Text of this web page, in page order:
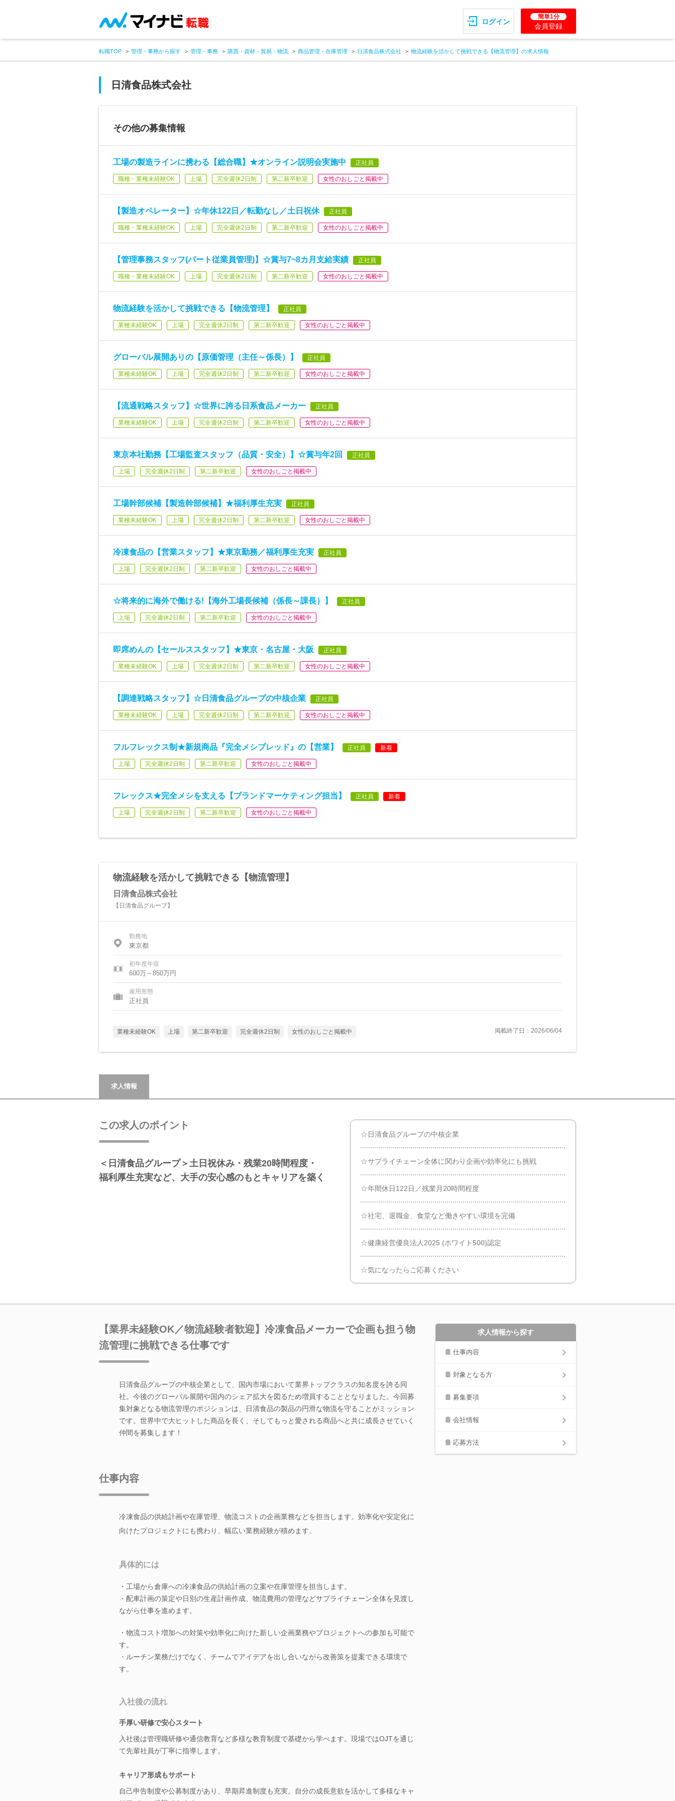
ログイン
簡単1分
会員登録
転職TOP 管理・事務から探す 管理・事務 購買・資材・貿易・物流 商品管理・在庫管理 日清食品株式会社 物流経験を活かして挑戦できる【物流管理】の求人情報
日清食品株式会社
その他の募集情報
工場の製造ラインに携わる【総合職】★オンライン説明会実施中 正社員
職種・業種未経験OK 上場 完全週休2日制 第二新卒歓迎 女性のおしごと掲載中
【製造オペレーター】☆年休122日／転勤なし／土日祝休 正社員
職種・業種未経験OK 上場 完全週休2日制 第二新卒歓迎 女性のおしごと掲載中
【管理事務スタッフ(パート従業員管理)】☆賞与7~8カ月支給実績 正社員
職種・業種未経験OK 上場 完全週休2日制 第二新卒歓迎 女性のおしごと掲載中
物流経験を活かして挑戦できる【物流管理】 正社員
業種未経験OK 上場 完全週休2日制 第二新卒歓迎 女性のおしごと掲載中
グローバル展開ありの【原価管理（主任～係長）】 正社員
業種未経験OK 上場 完全週休2日制 第二新卒歓迎 女性のおしごと掲載中
【流通戦略スタッフ】☆世界に誇る日系食品メーカー 正社員
業種未経験OK 上場 完全週休2日制 第二新卒歓迎 女性のおしごと掲載中
東京本社勤務【工場監査スタッフ（品質・安全）】☆賞与年2回 正社員
上場 完全週休2日制 第二新卒歓迎 女性のおしごと掲載中
工場幹部候補【製造幹部候補】★福利厚生充実 正社員
業種未経験OK 上場 完全週休2日制 第二新卒歓迎 女性のおしごと掲載中
冷凍食品の【営業スタッフ】★東京勤務／福利厚生充実 正社員
上場 完全週休2日制 第二新卒歓迎 女性のおしごと掲載中
☆将来的に海外で働ける!【海外工場長候補（係長～課長）】 正社員
上場 完全週休2日制 第二新卒歓迎 女性のおしごと掲載中
即席めんの【セールススタッフ】★東京・名古屋・大阪 正社員
業種未経験OK 上場 完全週休2日制 第二新卒歓迎 女性のおしごと掲載中
【調達戦略スタッフ】☆日清食品グループの中核企業 正社員
業種未経験OK 上場 完全週休2日制 第二新卒歓迎 女性のおしごと掲載中
フルフレックス制★新規商品『完全メシブレッド』の【営業】 正社員 新着
上場 完全週休2日制 第二新卒歓迎 女性のおしごと掲載中
フレックス★完全メシを支える【ブランドマーケティング担当】 正社員 新着
上場 完全週休2日制 第二新卒歓迎 女性のおしごと掲載中
物流経験を活かして挑戦できる【物流管理】
日清食品株式会社
【日清食品グループ】
勤務地
東京都
初年度年収
600万～850万円
雇用形態
正社員
業種未経験OK 上場 第二新卒歓迎 完全週休2日制 女性のおしごと掲載中 掲載終了日：2026/06/04
求人情報
この求人のポイント
＜日清食品グループ＞土日祝休み・残業20時間程度・
福利厚生充実など、大手の安心感のもとキャリアを築く
☆日清食品グループの中核企業
☆サプライチェーン全体に関わり企画や効率化にも挑戦
☆年間休日122日／残業月20時間程度
☆社宅、退職金、食堂など働きやすい環境を完備
☆健康経営優良法人2025 (ホワイト500)認定
☆気になったらご応募ください
【業界未経験OK／物流経験者歓迎】冷凍食品メーカーで企画も担う物
流管理に挑戦できる仕事です
日清食品グループの中核企業として、国内市場において業界トップクラスの知名度を誇る同
社。今後のグローバル展開や国内のシェア拡大を図るため増員することとなりました。今回募
集対象となる物流管理のポジションは、日清食品の製品の円滑な物流を守ることがミッション
です。世界中で大ヒットした商品を長く、そしてもっと愛される商品へと共に成長させていく
仲間を募集します！
仕事内容
冷凍食品の供給計画や在庫管理、物流コストの企画業務などを担当します。効率化や安定化に
向けたプロジェクトにも携わり、幅広い業務経験が積めます。
具体的には
・工場から倉庫への冷凍食品の供給計画の立案や在庫管理を担当します。
・配車計画の策定や日別の生産計画作成、物流費用の管理などサプライチェーン全体を見渡し
ながら仕事を進めます。
・物流コスト増加への対策や効率化に向けた新しい企画業務やプロジェクトへの参加も可能で
す。
・ルーチン業務だけでなく、チームでアイデアを出し合いながら改善策を提案できる環境で
す。
入社後の流れ
手厚い研修で安心スタート
入社後は管理職研修や通信教育など多様な教育制度で基礎から学べます。現場ではOJTを通じ
て先輩社員が丁寧に指導します。
キャリア形成もサポート
自己申告制度や公募制度があり、早期昇進制度も充実。自分の成長意欲を活かして多様なキャ
求人情報から探す
仕事内容
対象となる方
募集要項
会社情報
応募方法